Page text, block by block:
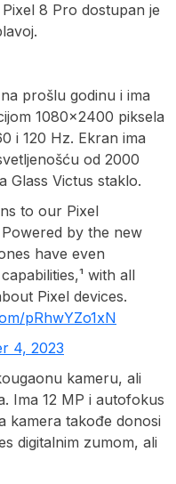
8 Pro dostupan je
prošlu godinu i ima
1080×2400 piksela
i 120 Hz. Ekran ima
od 2000
Glass Victus staklo.
to our Pixel
by the new
have even
with all
Pixel devices.
pRhwYZo1xN
4, 2023
kameru, ali
Ima 12 MP i autofokus
kamera takođe donosi
digitalnim zumom, ali